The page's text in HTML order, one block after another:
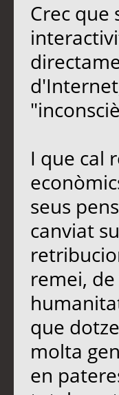
Crec que
I que cal
seus
canviat
remei,
que
molta
en